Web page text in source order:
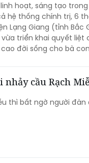
hoạt, sáng tạo
hệ thống chính trị, 6
Lạng Giang (tỉnh Bắc
triển khai quyết liệt
đời sống cho bà
cầu Rạch
thì bất ngờ người đàn